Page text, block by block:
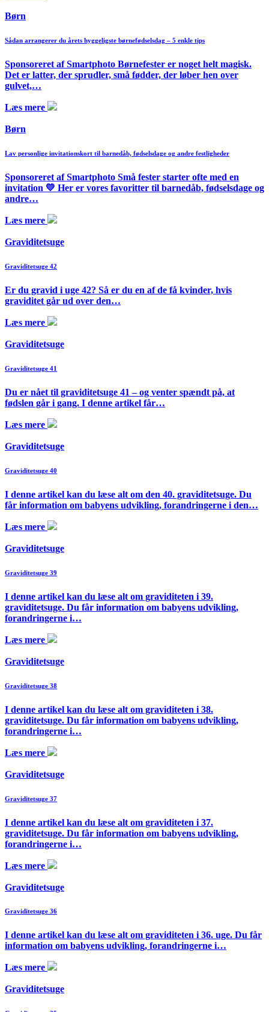
Børn
Sådan arrangerer du årets hyggeligste børnefødselsdag – 5 enkle tips
Sponsoreret af Smartphoto Børnefester er noget helt magisk.
Det er latter, der sprudler, små fødder, der løber hen over
gulvet,…
Læs mere
Børn
Lav personlige invitationskort til barnedåb, fødselsdage og andre festligheder
Sponsoreret af Smartphoto Små fester starter ofte med en
invitation 💛 Her er vores favoritter til barnedåb, fødselsdage og
andre…
Læs mere
Graviditetsuge
Graviditetsuge 42
Er du gravid i uge 42? Så er du en af de få kvinder, hvis
graviditet går ud over den…
Læs mere
Graviditetsuge
Graviditetsuge 41
Du er nået til graviditetsuge 41 – og venter spændt på, at
fødslen går i gang. I denne artikel får…
Læs mere
Graviditetsuge
Graviditetsuge 40
I denne artikel kan du læse alt om den 40. graviditetsuge. Du
får information om babyens udvikling, forandringerne i den…
Læs mere
Graviditetsuge
Graviditetsuge 39
I denne artikel kan du læse alt om graviditeten i 39.
graviditetsuge. Du får information om babyens udvikling,
forandringerne i…
Læs mere
Graviditetsuge
Graviditetsuge 38
I denne artikel kan du læse alt om graviditeten i 38.
graviditetsuge. Du får information om babyens udvikling,
forandringerne i…
Læs mere
Graviditetsuge
Graviditetsuge 37
I denne artikel kan du læse alt om graviditeten i 37.
graviditetsuge. Du får information om babyens udvikling,
forandringerne i…
Læs mere
Graviditetsuge
Graviditetsuge 36
I denne artikel kan du læse alt om graviditeten i 36. uge. Du får
information om babyens udvikling, forandringerne i…
Læs mere
Graviditetsuge